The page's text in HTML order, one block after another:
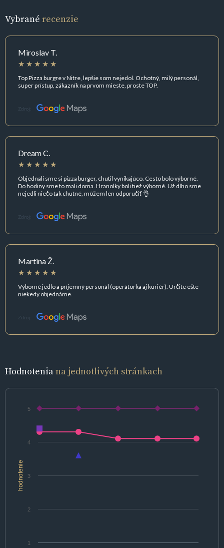
Vybrané recenzie
Miroslav T.
Top Pizza burgre v Nitre, lepšie som nejedol. Ochotný, milý personál,
super prístup, zákazník na prvom mieste, proste TOP.
Zdroj:
Dream C.
Objednali sme si pizza burger, chutil vynikajúco. Cesto bolo výborné.
Do hodiny sme to mali doma. Hranolky boli tiež výborné. Už dlho sme
nejedli niečo tak chutné, môžem len odporučiť 👌
Zdroj:
Martina Ž.
Výborné jedlo a príjemný personál (operátorka aj kuriér). Určite ešte
niekedy objednáme.
Zdroj:
Hodnoteniana jednotlivých stránkach
hodnotenie
1
2
3
4
5